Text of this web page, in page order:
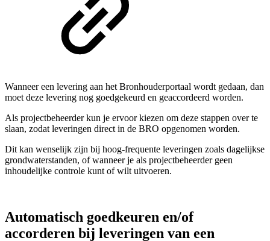
Wanneer een levering aan het Bronhouderportaal wordt gedaan, dan
moet deze levering nog goedgekeurd en geaccordeerd worden.
Als projectbeheerder kun je ervoor kiezen om deze stappen over te
slaan, zodat leveringen direct in de BRO opgenomen worden.
Dit kan wenselijk zijn bij hoog-frequente leveringen zoals dagelijkse
grondwaterstanden, of wanneer je als projectbeheerder geen
inhoudelijke controle kunt of wilt uitvoeren.
Automatisch goedkeuren en/of
accorderen bij leveringen van een